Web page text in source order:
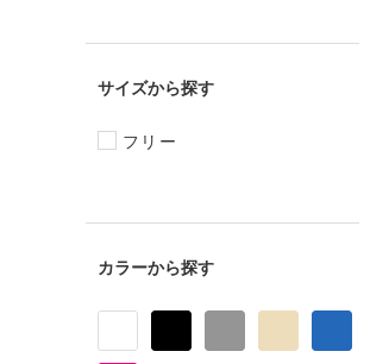
サイズ
フリー
カラー